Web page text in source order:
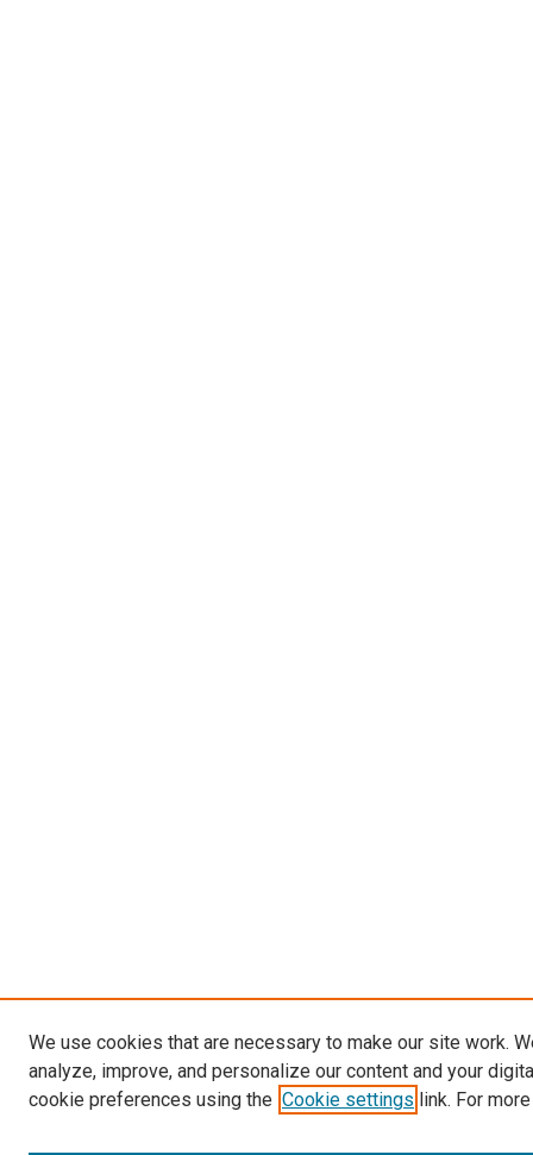
We use cookies that are necessary to make our site work.
analyze, improve, and personalize our content and your
cookie preferences using the Cookie settings link. For